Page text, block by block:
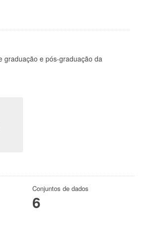
graduação e pós-graduação da
Conjuntos de dados
6